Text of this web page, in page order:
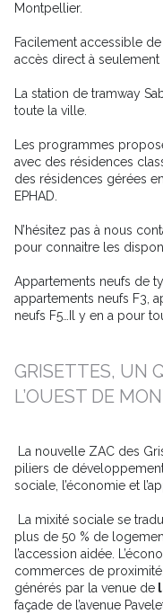
Montpellier.
Facilement accessible
accès direct à seulement
La station de tramway
toute la ville.
Les programmes
avec des résidences
des résidences gérées
EPHAD.
N’hésitez pas à nous
pour connaitre les
Appartements neufs de
appartements neufs F3,
neufs F5…Il y en a pour
GRISETTES, UN
L’OUEST DE
La nouvelle ZAC des
piliers de
sociale, l’économie et
La mixité sociale se
plus de 50 % de
l’accession aidée.
commerces de
générés par la venue de
façade de l’avenue